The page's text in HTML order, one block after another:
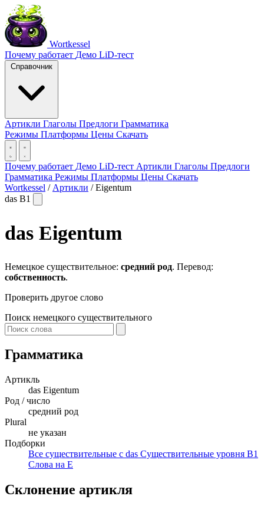
Wortkessel
Почему работает Демо LiD-тест
Справочник
Артикли Глаголы Предлоги Грамматика
Режимы Платформы Цены Скачать
Почему работает Демо LiD-тест Артикли Глаголы Предлоги
Грамматика Режимы Платформы Цены Скачать
Wortkessel / Артикли / Eigentum
das B1
das Eigentum
Немецкое существительное: средний род. Перевод:
собственность.
Проверить другое слово
Поиск немецкого существительного
Грамматика
Артикль
das Eigentum
Род / число
средний род
Plural
не указан
Подборки
Все существительные с das Существительные уровня B1
Слова на E
Склонение артикля